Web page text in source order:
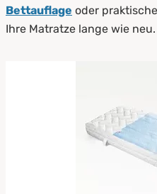
Bettauflage oder
Ihre Matratze lange wie neu.